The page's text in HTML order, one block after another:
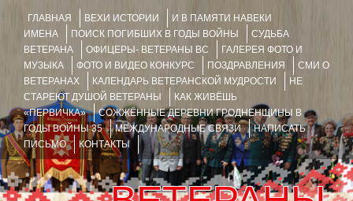
ГЛАВНАЯ ВЕХИ ИСТОРИИ
И В ПАМЯТИ НАВЕКИ
ИМЕНА
ПОИСК ПОГИБШИХ В ГОДЫ ВОЙНЫ
СУДЬБА
ВЕТЕРАНА
ОФИЦЕРЫ- ВЕТЕРАНЫ ВС
ГАЛЕРЕЯ ФОТО И
МУЗЫКА
ФОТО И ВИДЕО КОНКУРС ПОЗДРАВЛЕНИЯ
СМИ О
ВЕТЕРАНАХ
КАЛЕНДАРЬ ВЕТЕРАНСКОЙ МУДРОСТИ
НЕ
СТАРЕЮТ ДУШОЙ ВЕТЕРАНЫ
КАК ЖИВЁШЬ
«ПЕРВИЧКА»
СОЖЖЁННЫЕ ДЕРЕВНИ ГРОДНЕНЩИНЫ В
ГОДЫ ВОЙНЫ 35
МЕЖДУНАРОДНЫЕ СВЯЗИ
НАПИСАТЬ
ПИСЬМО
КОНТАКТЫ